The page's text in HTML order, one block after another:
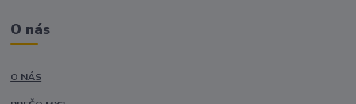
O nás
O NÁS